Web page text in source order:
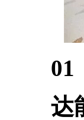
01
达